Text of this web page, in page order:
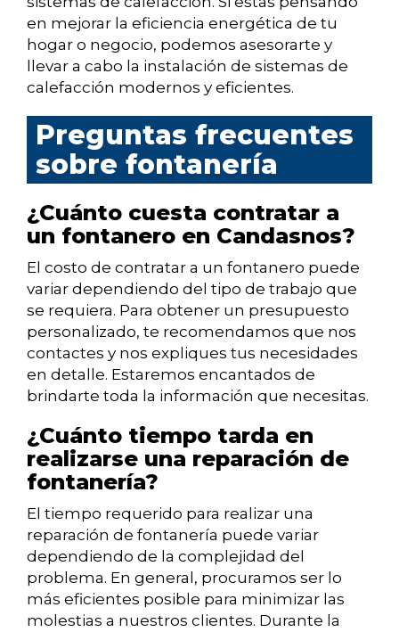
en mejorar la eficiencia energética de tu
hogar o negocio, podemos asesorarte y
llevar a cabo la instalación de sistemas de
calefacción modernos y eficientes.
Preguntas frecuentes
sobre fontanería
¿Cuánto cuesta contratar a
un fontanero en Candasnos?
El costo de contratar a un fontanero puede
variar dependiendo del tipo de trabajo que
se requiera. Para obtener un presupuesto
personalizado, te recomendamos que nos
contactes y nos expliques tus necesidades
en detalle. Estaremos encantados de
brindarte toda la información que necesitas.
¿Cuánto tiempo tarda en
realizarse una reparación de
fontanería?
El tiempo requerido para realizar una
reparación de fontanería puede variar
dependiendo de la complejidad del
problema. En general, procuramos ser lo
más eficientes posible para minimizar las
molestias a nuestros clientes. Durante la